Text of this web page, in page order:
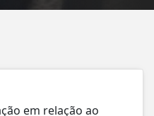
em relação ao